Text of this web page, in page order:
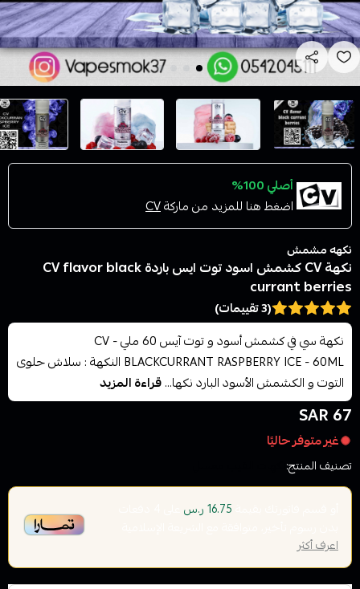
أصلي 100%
اضغط هنا للمزيد من ماركةCV
نكهه مشمش
نكهة CV كشمش اسود توت ايس باردة CV flavor black
currant berries
(3 تقييمات)
نكهة سي في كشمش أسود و توت آيس 60 ملي - CV
BLACKCURRANT RASPBERRY ICE - 60ML النكهة : سلاش حلوى
التوت و الكشمش الأسود البارد نكها...قراءة المزيد
67 SAR
غير متوفر حاليًا
تصنيف المنتج:
16.75 ر.س
اعرف أكثر